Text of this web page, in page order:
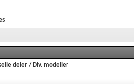
deler / Div. modeller